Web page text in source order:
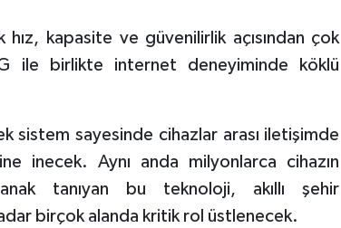
kapasite ve güvenilirlik açısından çok
ile birlikte internet deneyiminde köklü
sistem sayesinde cihazlar arası iletişimde
inecek. Aynı anda milyonlarca cihazın
tanıyan bu teknoloji, akıllı şehir
birçok alanda kritik rol üstlenecek.